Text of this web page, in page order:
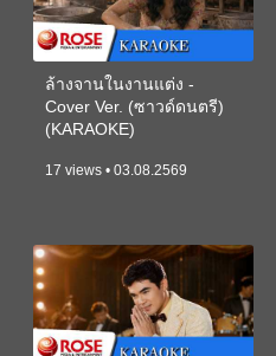
ล้างจานในงานแต่ง -
Cover Ver. (ซาวด์ดนตรี)
(KARAOKE)
17 views • 03.08.2569